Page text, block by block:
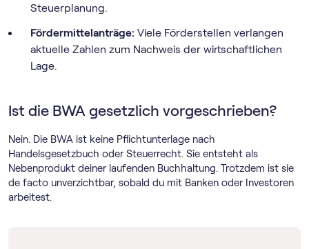
Steuerplanung.
Fördermittelanträge: Viele Förderstellen verlangen
aktuelle Zahlen zum Nachweis der wirtschaftlichen
Lage.
Ist die BWA gesetzlich vorgeschrieben?
Nein. Die BWA ist keine Pflichtunterlage nach
Handelsgesetzbuch oder Steuerrecht. Sie entsteht als
Nebenprodukt deiner laufenden Buchhaltung. Trotzdem ist sie
de facto unverzichtbar, sobald du mit Banken oder Investoren
arbeitest.